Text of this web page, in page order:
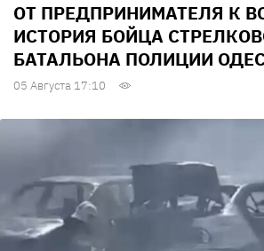
ОТ ПРЕДПРИНИМАТЕЛЯ К
ИСТОРИЯ БОЙЦА
БАТАЛЬОНА ПОЛИЦИИ
05 Августа 17:10